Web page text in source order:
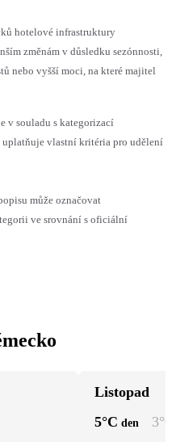
hotelové infrastruktury
změnám v důsledku sezónnosti,
nebo vyšší moci, na které majitel
v souladu s kategorizací
uplatňuje vlastní kritéria pro udělení
může označovat
ve srovnání s oficiální
Listopad
5°C den 3